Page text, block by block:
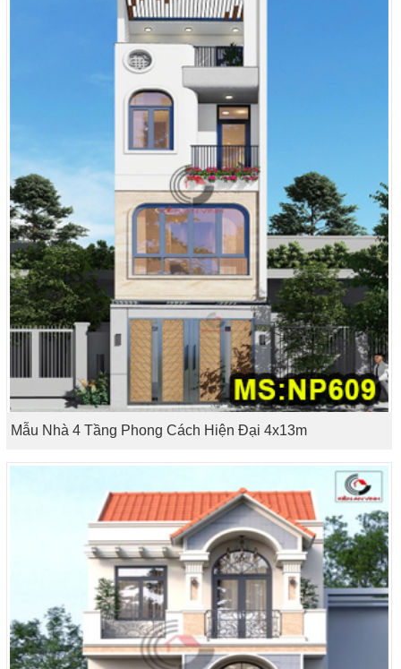
Mẫu Nhà 4 Tầng Phong Cách Hiện Đại 4x13m